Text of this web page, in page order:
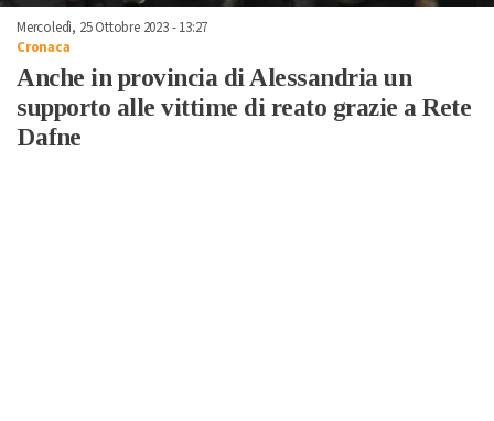
Mercoledì, 25 Ottobre 2023 - 13:27
Cronaca
Anche in provincia di Alessandria un
supporto alle vittime di reato grazie a Rete
Dafne